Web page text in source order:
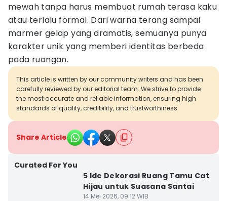
mewah tanpa harus membuat rumah terasa kaku
atau terlalu formal. Dari warna terang sampai
marmer gelap yang dramatis, semuanya punya
karakter unik yang memberi identitas berbeda
pada ruangan.
This article is written by our community writers and has been
carefully reviewed by our editorial team. We strive to provide
the most accurate and reliable information, ensuring high
standards of quality, credibility, and trustworthiness.
Share Article
Curated For You
5 Ide Dekorasi Ruang Tamu Cat
Hijau untuk Suasana Santai
14 Mei 2026, 09:12 WIB